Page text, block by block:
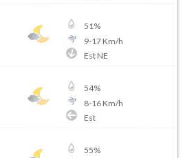
51%
9-17Km/h
Est NE
54%
8-16Km/h
Est
55%